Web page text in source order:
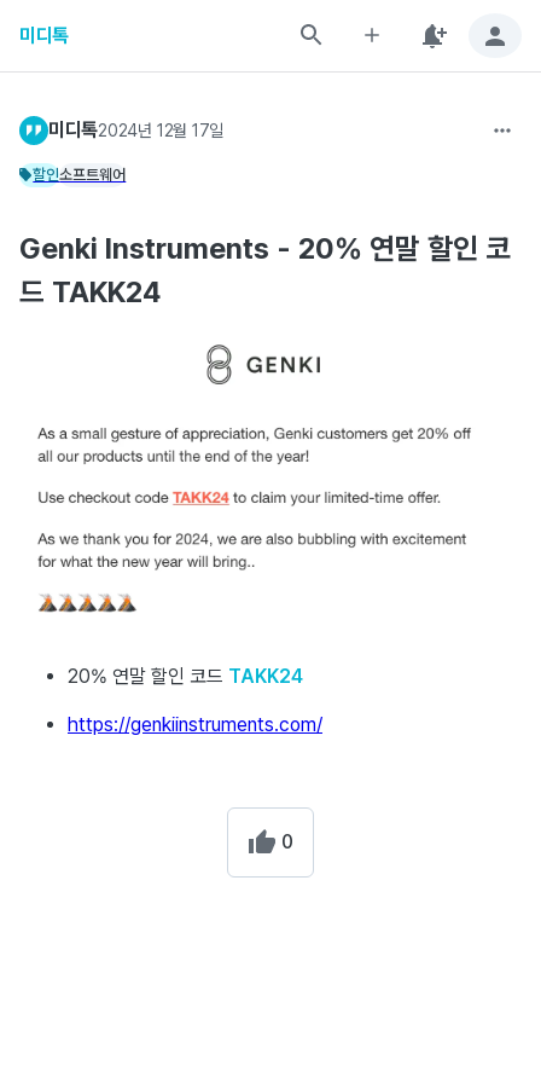
미디톡
미디톡2024년 12월 17일
할인소프트웨어
Genki Instruments - 20% 연말 할인 코
드 TAKK24
20% 연말 할인 코드 TAKK24
https://genkiinstruments.com/
0